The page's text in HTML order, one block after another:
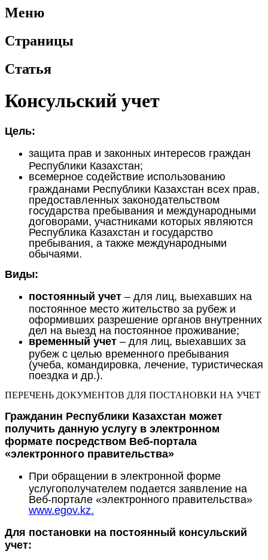
Меню
Страницы
Статья
Консульский учет
Цель:
защита прав и законных интересов граждан
Республики Казахстан;
всемерное содействие использованию
гражданами Республики Казахстан всех прав,
предоставленных законодательством
государства пребывания и международными
договорами, участниками которых являются
Республика Казахстан и государство
пребывания, а также международными
обычаями.
Виды:
постоянный учет – для лиц, выехавших на
постоянное место жительство за рубеж и
оформивших разрешение органов внутренних
дел на выезд на постоянное проживание;
временный учет – для лиц, выехавших за
рубеж с целью временного пребывания
(учеба, командировка, лечение, туристическая
поездка и др.).
ПЕРЕЧЕНЬ ДОКУМЕНТОВ ДЛЯ ПОСТАНОВКИ НА УЧЕТ
Гражданин Республики Казахстан может
получить данную услугу в электронном
формате посредством Веб-портала
«электронного правительства»
При обращении в электронной форме
услугополучателем подается заявление на
Веб-портале «электронного правительства»
www.egov.kz.
Для постановки на постоянный консульский
учет: